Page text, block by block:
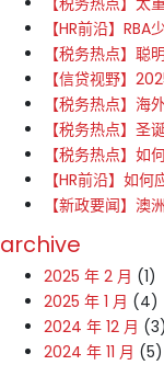
【HR前沿】
【税务热点】聪
【信贷视野】
【税务热点】海
【税务热点】圣
【税务热点】如
【HR前沿】如
【新政要闻】澳
archive
2025 年 2 月 (1)
2025 年 1 月 (4)
2024 年 12 月 (3)
2024 年 11 月 (5)